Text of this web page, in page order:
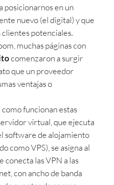
posicionarnos en un
nuevo (el digital) y que
clientes potenciales.
muchas páginas con
comenzaron a surgir
que un proveedor
ventajas o
funcionan estas
virtual, que ejecuta
software de alojamiento
como VPS), se asigna al
conecta las VPN a las
con ancho de banda